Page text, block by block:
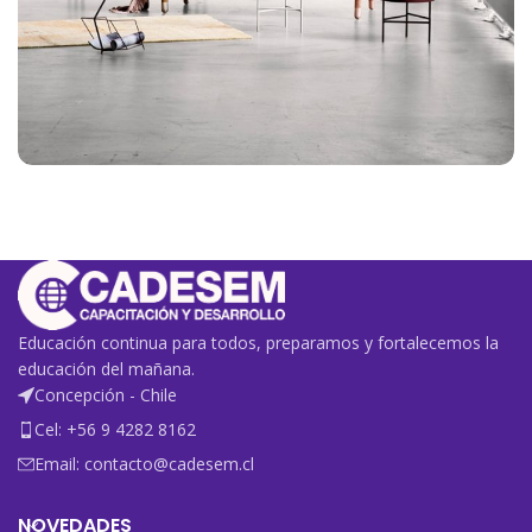
Educación continua para todos, preparamos y fortalecemos la
educación del mañana.
Concepción - Chile
Cel: +56 9 4282 8162
Email: contacto@cadesem.cl
NOVEDADES